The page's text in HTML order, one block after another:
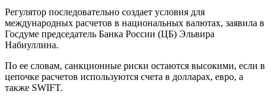
Регулятор последовательно создает условия для
международных расчетов в национальных валютах, заявила в
Госдуме председатель Банка России (ЦБ) Эльвира
Набиуллина.
По ее словам, санкционные риски остаются высокими, если в
цепочке расчетов используются счета в долларах, евро, а
также SWIFT.